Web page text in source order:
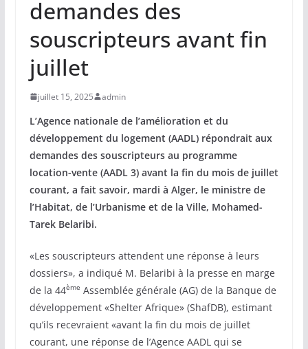
demandes des
souscripteurs avant fin
juillet
juillet 15, 2025 admin
L’Agence nationale de l’amélioration et du
développement du logement (AADL) répondrait aux
demandes des souscripteurs au programme
location-vente (AADL 3) avant la fin du mois de juillet
courant, a fait savoir, mardi à Alger, le ministre de
l’Habitat, de l’Urbanisme et de la Ville, Mohamed-
Tarek Belaribi.
«Les souscripteurs attendent une réponse à leurs
dossiers», a indiqué M. Belaribi à la presse en marge
de la 44ème Assemblée générale (AG) de la Banque de
développement «Shelter Afrique» (ShafDB), estimant
qu’ils recevraient «avant la fin du mois de juillet
courant, une réponse de l’Agence AADL qui se